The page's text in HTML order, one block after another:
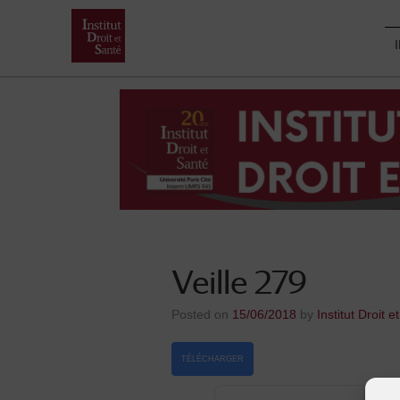
Veille 279
Posted on 15/06/2018 by Institut Droit
TÉLÉCHARGER